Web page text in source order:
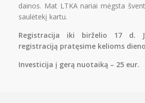
dainos. Mat LTKA nariai mėgsta
saulėtekį kartu.
Registracija iki birželio 17 d.
registraciją pratęsime kelioms
Investicija į gerą nuotaiką – 25 eur.